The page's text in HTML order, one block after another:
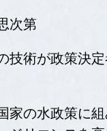
次第
技術が政策決
家の水政策に